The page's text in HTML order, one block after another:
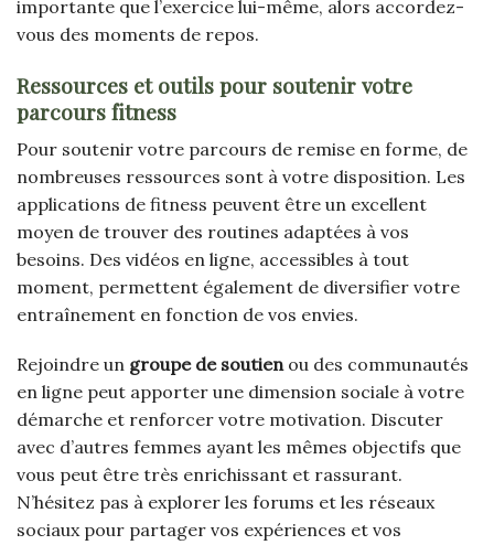
importante que l’exercice lui-même, alors accordez-
vous des moments de repos.
Ressources et outils pour soutenir votre
parcours fitness
Pour soutenir votre parcours de remise en forme, de
nombreuses ressources sont à votre disposition. Les
applications de fitness peuvent être un excellent
moyen de trouver des routines adaptées à vos
besoins. Des vidéos en ligne, accessibles à tout
moment, permettent également de diversifier votre
entraînement en fonction de vos envies.
Rejoindre un groupe de soutienou des communautés
en ligne peut apporter une dimension sociale à votre
démarche et renforcer votre motivation. Discuter
avec d’autres femmes ayant les mêmes objectifs que
vous peut être très enrichissant et rassurant.
N’hésitez pas à explorer les forums et les réseaux
sociaux pour partager vos expériences et vos